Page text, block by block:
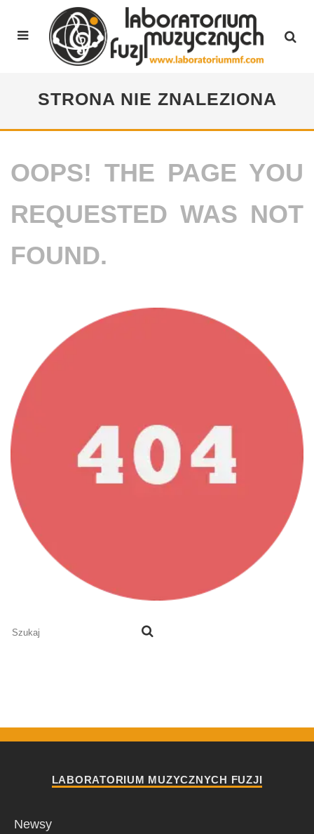
STRONA NIE ZNALEZIONA
OOPS! THE PAGE YOU
REQUESTED WAS NOT
FOUND.
LABORATORIUM MUZYCZNYCH FUZJI
Newsy